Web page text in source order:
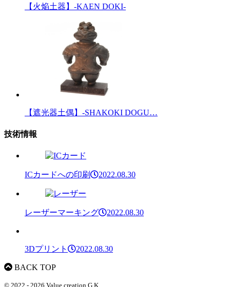
【火焔土器】-KAEN DOKI-
【遮光器土偶】-SHAKOKI DOGU…
技術情報
ICカードへの印刷 2022.08.30
レーザーマーキング 2022.08.30
3Dプリント 2022.08.30
BACK TOP
© 2022 - 2026 Value creation,G.K.